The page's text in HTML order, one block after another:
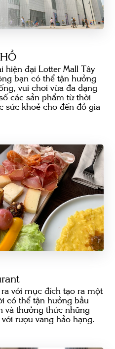
hiện đại Lotter Mall Tây
bạn có thể tận hưởng
vui chơi vừa đa dạng
các sản phẩm từ thời
sức khoẻ cho đến đồ gia
với mục đích tạo ra một
có thể tận hưởng bầu
và thưởng thức những
rượu vang hảo hạng.